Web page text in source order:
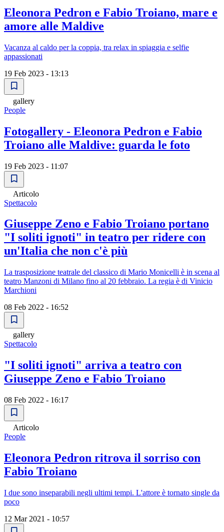
Eleonora Pedron e Fabio Troiano, mare e
amore alle Maldive
Vacanza al caldo per la coppia, tra relax in spiaggia e selfie
appassionati
19 Feb 2023 - 13:13
gallery
People
Fotogallery - Eleonora Pedron e Fabio
Troiano alle Maldive: guarda le foto
19 Feb 2023 - 11:07
Articolo
Spettacolo
Giuseppe Zeno e Fabio Troiano portano
"I soliti ignoti" in teatro per ridere con
un'Italia che non c'è più
La trasposizione teatrale del classico di Mario Monicelli è in scena al
teatro Manzoni di Milano fino al 20 febbraio. La regia è di Vinicio
Marchioni
08 Feb 2022 - 16:52
gallery
Spettacolo
"I soliti ignoti" arriva a teatro con
Giuseppe Zeno e Fabio Troiano
08 Feb 2022 - 16:17
Articolo
People
Eleonora Pedron ritrova il sorriso con
Fabio Troiano
I due sono inseparabili negli ultimi tempi. L'attore è tornato single da
poco
12 Mar 2021 - 10:57